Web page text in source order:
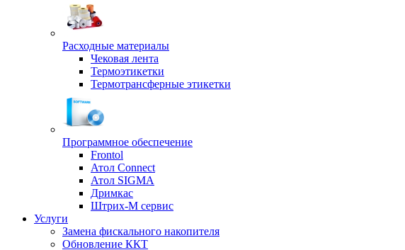
Расходные материалы
Чековая лента
Термоэтикетки
Термотрансферные этикетки
Программное обеспечение
Frontol
Атол Connect
Атол SIGMA
Дримкас
Штрих-М сервис
Услуги
Замена фискального накопителя
Обновление ККТ